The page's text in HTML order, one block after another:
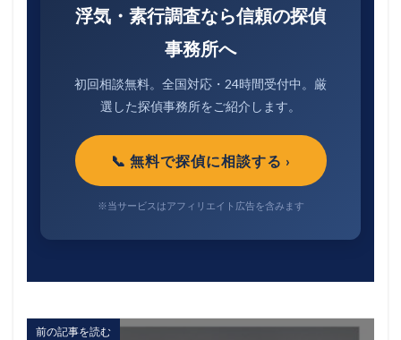
浮気・素行調査なら信頼の探偵
事務所へ
初回相談無料。全国対応・24時間受付中。厳
選した探偵事務所をご紹介します。
📞 無料で探偵に相談する ›
※当サービスはアフィリエイト広告を含みます
前の記事を読む